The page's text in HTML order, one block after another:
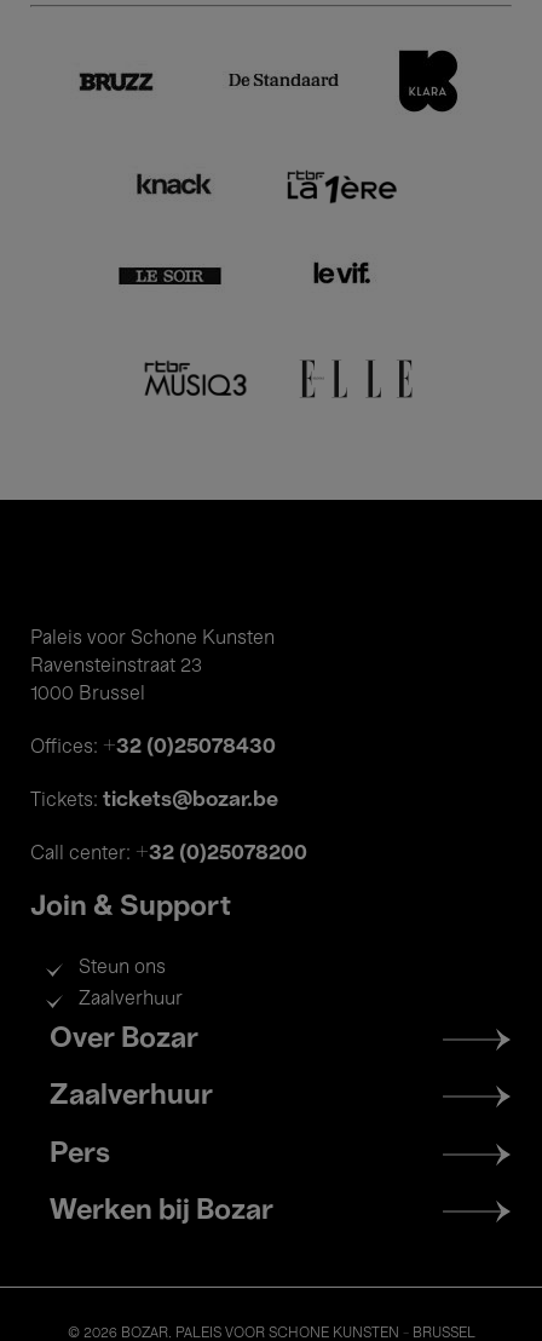
Paleis voor Schone Kunsten
Ravensteinstraat 23
1000 Brussel
Offices: +32 (0)25078430
Tickets: tickets@bozar.be
Call center: +32 (0)25078200
Join & Support
Steun ons
Zaalverhuur
Footer
menu
Over Bozar
Zaalverhuur
Pers
Werken bij Bozar
© 2026 BOZAR. PALEIS VOOR SCHONE KUNSTEN - BRUSSEL